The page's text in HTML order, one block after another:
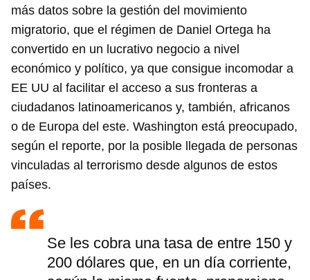
más datos sobre la gestión del movimiento
migratorio, que el régimen de Daniel Ortega ha
convertido en un lucrativo negocio a nivel
económico y político, ya que consigue incomodar a
EE UU al facilitar el acceso a sus fronteras a
ciudadanos latinoamericanos y, también, africanos
o de Europa del este. Washington está preocupado,
según el reporte, por la posible llegada de personas
vinculadas al terrorismo desde algunos de estos
países.
Se les cobra una tasa de entre 150 y
200 dólares que, en un día corriente,